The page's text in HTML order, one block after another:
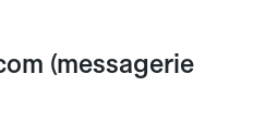
(messagerie